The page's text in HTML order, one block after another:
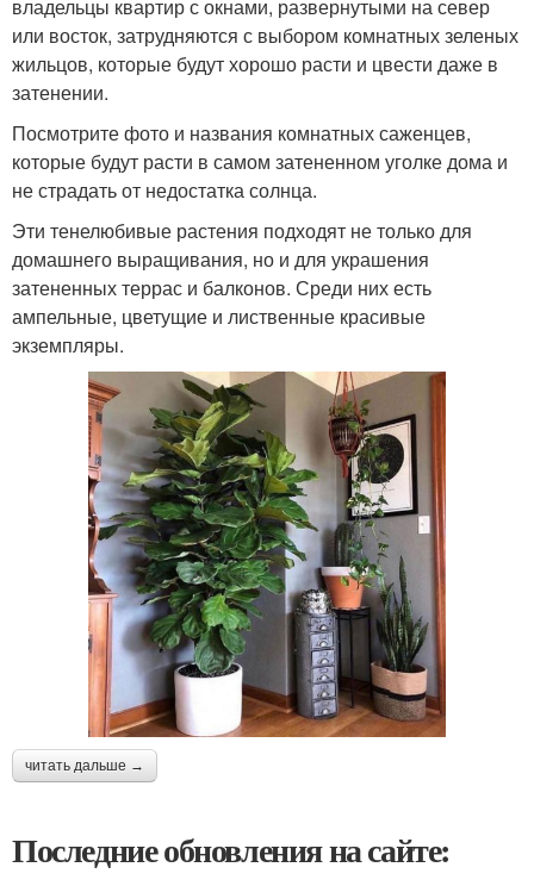
владельцы квартир с окнами, развернутыми на север
или восток, затрудняются с выбором комнатных зеленых
жильцов, которые будут хорошо расти и цвести даже в
затенении.
Посмотрите фото и названия комнатных саженцев,
которые будут расти в самом затененном уголке дома и
не страдать от недостатка солнца.
Эти тенелюбивые растения подходят не только для
домашнего выращивания, но и для украшения
затененных террас и балконов. Среди них есть
ампельные, цветущие и лиственные красивые
экземпляры.
читать дальше →
Последние обновления на сайте: